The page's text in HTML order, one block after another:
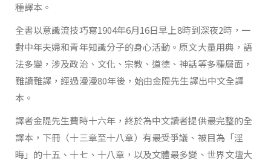
種譯本。
全書以意識流技巧寫1904年6月16日早上8時到深夜2時，一
對中年夫婦和青年知識分子的身心活動。原文大量用典，語
法多變，涉及政治、文化、宗教、道德、神話等多種層面，
難讀難譯，經過漫漫80年後，始由金隄先生譯出中文全譯
本。
譯者金隄先生費時十六年，終於為中文讀者提供最完整的全
譯本，下冊（十三章至十八章）有最受爭議、被目為「淫
晦」的十五、十七、十八章，以及文體最多變、世界文壇大